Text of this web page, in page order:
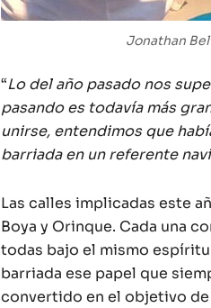
Jonathan
“Lo del año pasado nos
pasando es todavía más
unirse, entendimos que
barriada en un referente
Las calles implicadas este
Boya y Orinque. Cada una
todas bajo el mismo
barriada ese papel que
convertido en el objetivo